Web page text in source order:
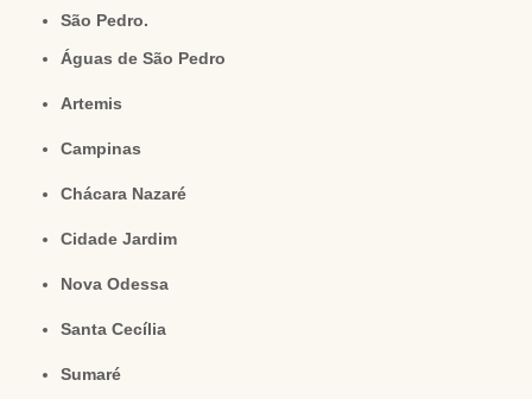
São Pedro.
Águas de São Pedro
Artemis
Campinas
Chácara Nazaré
Cidade Jardim
Nova Odessa
Santa Cecília
Sumaré